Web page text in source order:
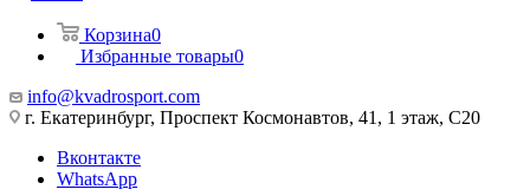
Корзина0
Избранные товары0
info@kvadrosport.com
г. Екатеринбург, Проспект Космонавтов, 41, 1 этаж, С20
Вконтакте
WhatsApp